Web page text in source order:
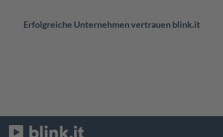
Erfolgreiche Unternehmen vertrauen blink.it